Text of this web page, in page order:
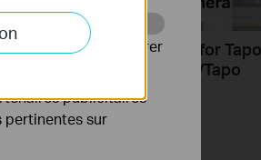
to Install microSD Card for Tapo
Camera: Tapo C100/Tapo
Web pour améliorer
publicitaires
pertinentes sur